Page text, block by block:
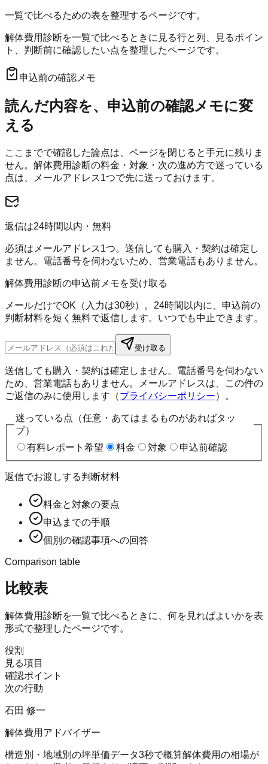
一覧で比べるための表を整理するページです。
解体費用診断を一覧で比べるときに見る行と列、見るポイン
ト、判断前に確認したい点を整理したページです。
申込前の確認メモ
読んだ内容を、申込前の確認メモに変
える
ここまでで確認した論点は、ページを閉じると手元に残りま
せん。 解体費用診断の料金・対象・次の進め方で迷っている
点は、メールアドレス1つで先に送っておけます。
返信は24時間以内・無料
必須はメールアドレス1つ。送信しても購入・契約は確定し
ません。電話番号を伺わないため、営業電話もありません。
解体費用診断の申込前メモを受け取る
メールだけでOK（入力は30秒）。24時間以内に、申込前の
判断材料を短く無料で返信します。いつでも中止できます。
受け取る
送信しても購入・契約は確定しません。電話番号を伺わない
ため、営業電話もありません。メールアドレスは、この件の
ご返信のみに使用します（プライバシーポリシー）。
迷っている点（任意・あてはまるものがあればタッ
プ）
有料レポート希望
料金 対象 申込前確認
返信でお渡しする判断材料
料金と対象の要点
申込までの手順
個別の確認事項への回答
Comparison table
比較表
解体費用診断を一覧で比べるときに、何を見ればよいかを表
形式で整理したページです。
役割
見る項目
確認ポイント
次の行動
石田 修一
解体費用アドバイザー
構造別・地域別の坪単価データ3秒で概算解体費用の相場が